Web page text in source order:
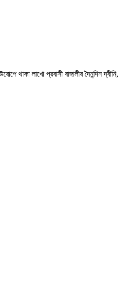
থাকা লাখো প্রবাসী বাঙ্গালীর দৈনন্দিন দ্বীনি,